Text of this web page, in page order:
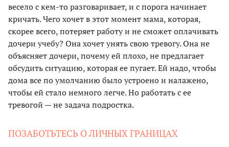
весело с кем-то разговаривает, и с порога начинает
кричать. Чего хочет в этот момент мама, которая,
скорее всего, потеряет работу и не сможет оплачивать
дочери учебу? Она хочет унять свою тревогу. Она не
объясняет дочери, почему ей плохо, не предлагает
обсудить ситуацию, которая ее пугает. Ей надо, чтобы
дома все по умолчанию было устроено и налажено,
чтобы ей стало немного легче. Но работать с ее
тревогой — не задача подростка.
ПОЗАБОТЬТЕСЬ О ЛИЧНЫХ ГРАНИЦАХ